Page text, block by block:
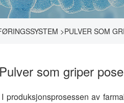
>PULVER SOM
Pulver som griper
I produksjonsprosessen av